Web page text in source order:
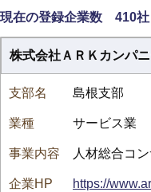
現在の登録企業数 410社
株式会社ＡＲＫカンパ
島根支部
サービス業
人材総合コ
https://